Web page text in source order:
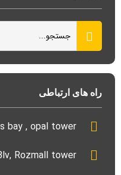
راه های ارتباطی
bay , opal tower
Rozmall tower